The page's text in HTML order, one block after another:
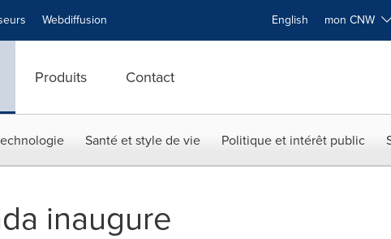
Webdiffusion English mon CNW
Produits Contact
Santé et style de vie Politique et intérêt public
inaugure